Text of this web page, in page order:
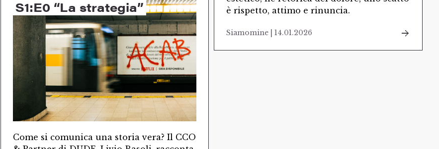
è rispetto, attimo e rinuncia.
Siamomine | 14.01.2026
S1:E0 “La strategia”
Come si comunica una storia vera? Il CCO